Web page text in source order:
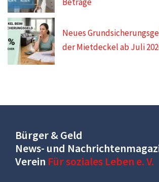
Neues
der Mietdeckel ab Juli
Bürger & Geld
News- und
Verein Für soziales Leben e. V.